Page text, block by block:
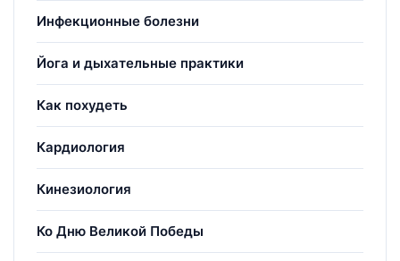
Инфекционные болезни
Йога и дыхательные практики
Как похудеть
Кардиология
Кинезиология
Ко Дню Великой Победы